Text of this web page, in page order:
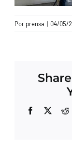
Por prensa | 04/05/
Facebook
X